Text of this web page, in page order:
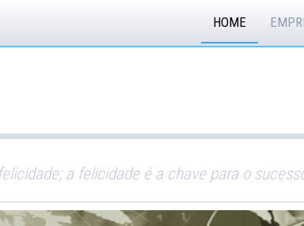
HOME
a felicidade é a chave para o